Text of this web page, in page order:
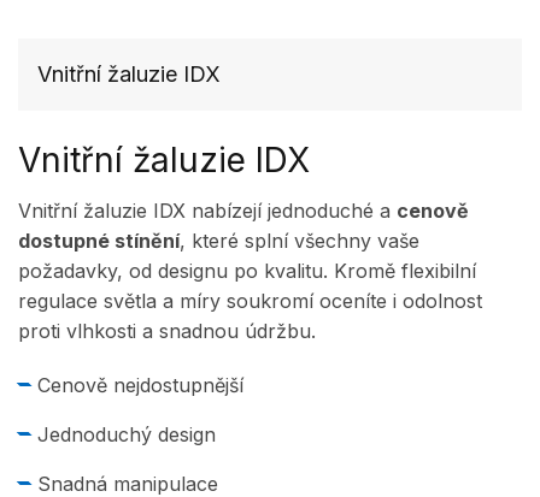
Vnitřní žaluzie IDX
Vnitřní žaluzie IDX
Vnitřní žaluzie IDX nabízejí jednoduché a cenově
dostupné stínění, které splní všechny vaše
požadavky, od designu po kvalitu. Kromě flexibilní
regulace světla a míry soukromí oceníte i odolnost
proti vlhkosti a snadnou údržbu.
Cenově nejdostupnější
Jednoduchý design
Snadná manipulace